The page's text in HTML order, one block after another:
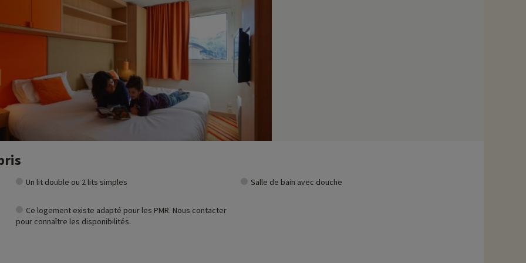
famille à proximité de nos hébergements : zoo, aquarium...Si nous avons déjà négocié des activités, elles sont réservables avec
et vous pouvez les découvriren cliquant ici !
Alpes
Un lit double ou 2 lits simples Salle de bain avec douche
Ce logement existe adapté pour les PMR. Nous contacter
pour connaître les disponibilités.